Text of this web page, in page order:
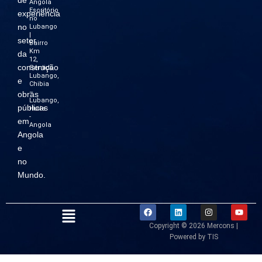
experiência
no
setor
da
construção
e
obras
públicas
em
Angola
e
no
Mundo.
Angola
Escritório
no
Lubango
|
Bairro
Km
12,
Sentido
Lubango,
Chibia
–
Lubango,
Huila
-
Angola
Menu
F
a
c
o
L
i
n
e
i
I
n
s
t
a
r
Y
o
u
e
Copyright © 2026 Mercons |
Powered by TIS